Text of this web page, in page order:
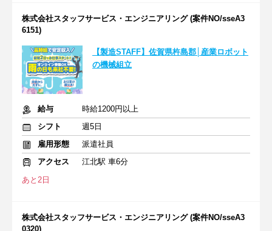
株式会社スタッフサービス・エンジニアリング (案件NO/sseA3
6151)
【製造STAFF】佐賀県杵島郡│産業ロボット
の機械組立
給与
時給1200円以上
シフト
週5日
雇用形態
派遣社員
アクセス
江北駅 車6分
あと2日
株式会社スタッフサービス・エンジニアリング (案件NO/sseA3
0320)